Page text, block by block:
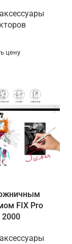
цену
FIX Pro
2000